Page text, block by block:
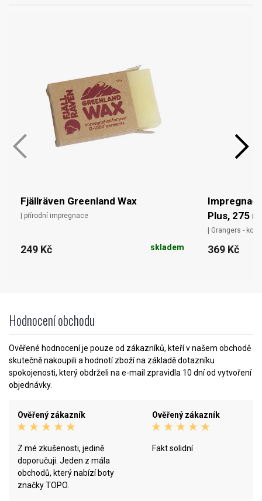
Fjällräven Greenland Wax
| přírodní impregnace
249 Kč skladem
Plus, 275
| Grangers -
369 Kč
Hodnocení obchodu
Ověřené hodnocení je pouze od zákazníků, kteří v našem obchodě
skutečně nakoupili a hodnotí zboží na základě dotazníku
spokojenosti, který obdrželi na e-mail zpravidla 10 dní od vytvoření
objednávky.
Ověřený zákazník
Z mé zkušenosti, jedině
doporučuji. Jeden z mála
obchodů, který nabízí boty
značky TOPO.
Ověřený zákazník
Fakt solidní